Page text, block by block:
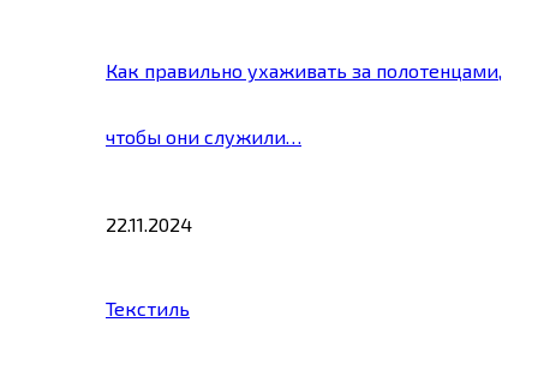
Как правильно ухаживать за полотенцами,
чтобы они служили…
22.11.2024
Текстиль